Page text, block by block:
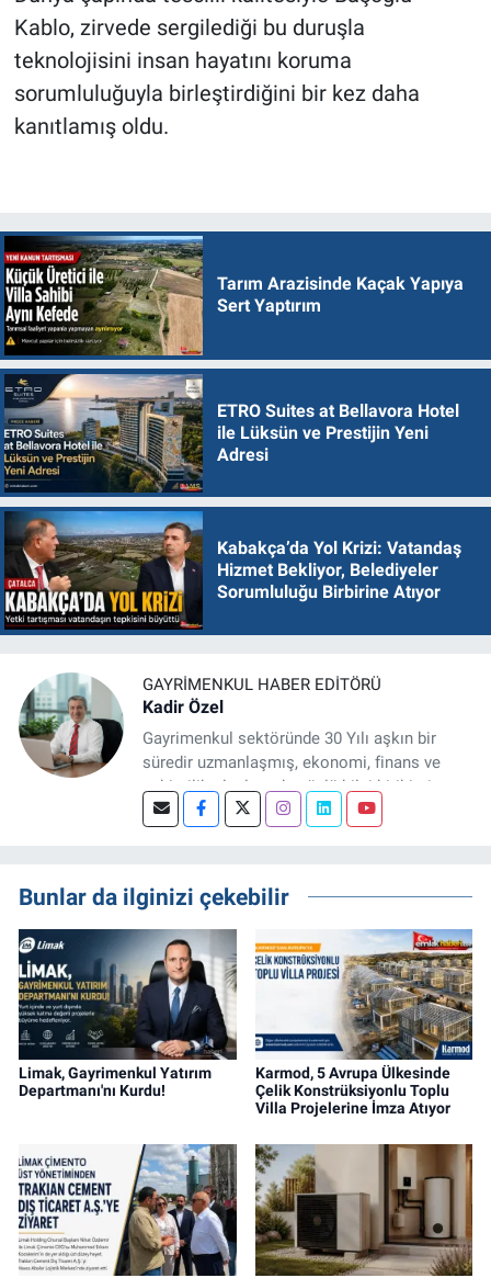
Kablo, zirvede sergilediği bu duruşla
teknolojisini insan hayatını koruma
sorumluluğuyla birleştirdiğini bir kez daha
kanıtlamış oldu.
Tarım Arazisinde Kaçak Yapıya
Sert Yaptırım
ETRO Suites at Bellavora Hotel
ile Lüksün ve Prestijin Yeni
Adresi
Kabakça’da Yol Krizi: Vatandaş
Hizmet Bekliyor, Belediyeler
Sorumluluğu Birbirine Atıyor
GAYRIMENKUL HABER EDITÖRÜ
Kadir Özel
Gayrimenkul sektöründe 30 Yılı aşkın bir
süredir uzmanlaşmış, ekonomi, finans ve
şehircilik alanlarında güçlü bilgi birikimine
sahip, dijital medya odaklı deneyimli bir
projeleri üzerine haber, analiz ve özel
dosyalar hazırlama konusunda yetkinim.
Bunlar da ilginizi çekebilir
Limak, Gayrimenkul Yatırım
Departmanı'nı Kurdu!
Karmod, 5 Avrupa Ülkesinde
Çelik Konstrüksiyonlu Toplu
Villa Projelerine İmza Atıyor